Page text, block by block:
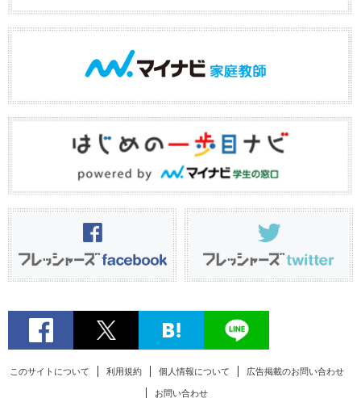
このサイトについて 利用規約 個人情報について 広告掲載のお問い合わせ
お問い合わせ